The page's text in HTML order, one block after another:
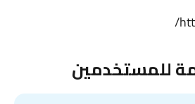
للمستخدمين